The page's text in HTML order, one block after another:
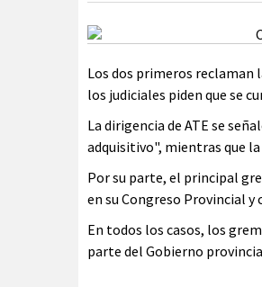
Los dos primeros reclaman
los judiciales piden que se
La dirigencia de ATE se
adquisitivo", mientras que
Por su parte, el principal
en su Congreso Provincial
En todos los casos, los
parte del Gobierno